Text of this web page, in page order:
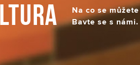
Na co se
Bavte se s námi.